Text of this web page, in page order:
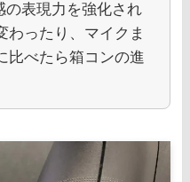
の表現力を強化され
わったり、マイクま
比べたら箱コンの進